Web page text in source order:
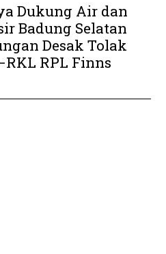
Dukung Air dan
Badung Selatan
Desak Tolak
RPL Finns